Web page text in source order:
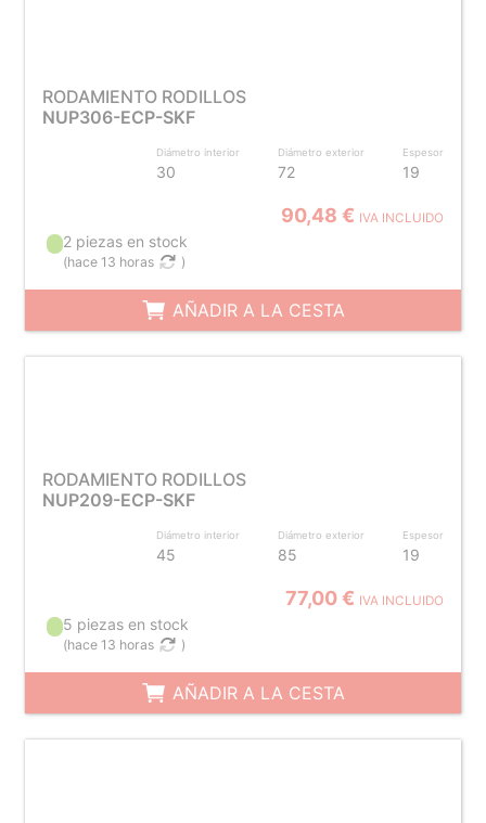
RODAMIENTO RODILLOS
NUP306-ECP-SKF
Diámetro interior
30
Diámetro exterior
72
Espesor
19
90,48 € IVA INCLUIDO
2 piezas en stock
(hace 13 horas )
AÑADIR A LA CESTA
RODAMIENTO RODILLOS
NUP209-ECP-SKF
Diámetro interior
45
Diámetro exterior
85
Espesor
19
77,00 € IVA INCLUIDO
5 piezas en stock
(hace 13 horas )
AÑADIR A LA CESTA